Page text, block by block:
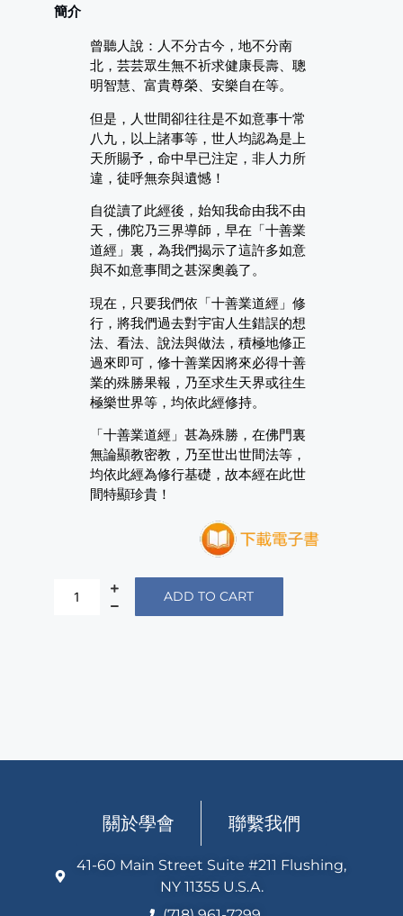
簡介
曾聽人說：人不分古今，地不分南
北，芸芸眾生無不祈求健康長壽、聰
明智慧、富貴尊榮、安樂自在等。
但是，人世間卻往往是不如意事十常
八九，以上諸事等，世人均認為是上
天所賜予，命中早已注定，非人力所
違，徒呼無奈與遺憾！
自從讀了此經後，始知我命由我不由
天，佛陀乃三界導師，早在「十善業
道經」裏，為我們揭示了這許多如意
與不如意事間之甚深奧義了。
現在，只要我們依「十善業道經」修
行，將我們過去對宇宙人生錯誤的想
法、看法、說法與做法，積極地修正
過來即可，修十善業因將來必得十善
業的殊勝果報，乃至求生天界或往生
極樂世界等，均依此經修持。
「十善業道經」甚為殊勝，在佛門裏
無論顯教密教，乃至世出世間法等，
均依此經為修行基礎，故本經在此世
間特顯珍貴！
ADD TO CART
關於學會 聯繫我們
41-60 Main Street Suite #211 Flushing,
NY 11355 U.S.A.